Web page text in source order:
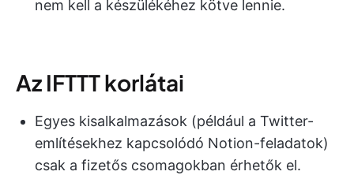
nem kell a készülékéhez kötve lennie.
Az IFTTT korlátai
Egyes kisalkalmazások (például a Twitter-
említésekhez kapcsolódó Notion-feladatok)
csak a fizetős csomagokban érhetők el.